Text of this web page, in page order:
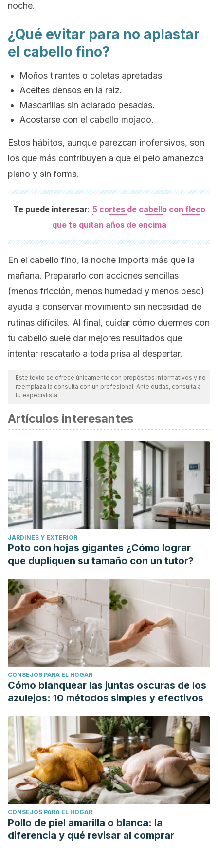
noche.
¿Qué evitar para no aplastar
el cabello fino?
Moños tirantes o coletas apretadas.
Aceites densos en la raíz.
Mascarillas sin aclarado pesadas.
Acostarse con el cabello mojado.
Estos hábitos, aunque parezcan inofensivos, son
los que más contribuyen a que el pelo amanezca
plano y sin forma.
Te puede interesar: 5 cortes de cabello con fleco
que te quitan años de encima
En el cabello fino, la noche importa más que la
mañana. Prepararlo con acciones sencillas
(menos fricción, menos humedad y menos peso)
ayuda a conservar movimiento sin necesidad de
rutinas difíciles. Al final, cuidar cómo duermes con
tu cabello suele dar mejores resultados que
intentar rescatarlo a toda prisa al despertar.
Este texto se ofrece únicamente con propósitos informativos y no
reemplaza la consulta con un profesional. Ante dudas, consulta a
tu especialista.
Artículos interesantes
JARDINES Y EXTERIOR
Poto con hojas gigantes ¿Cómo lograr
que dupliquen su tamaño con un tutor?
CONSEJOS PARA EL HOGAR
Cómo blanquear las juntas oscuras de los
azulejos: 10 métodos simples y efectivos
CONSEJOS PARA EL HOGAR
Pollo de piel amarilla o blanca: la
diferencia y qué revisar al comprar